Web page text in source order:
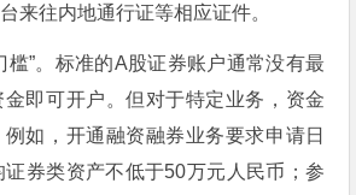
来往内地通行证等相应证件。
槛”。标准的A股证券账户通常没有最
即可开户。但对于特定业务，资金
如，开通融资融券业务要求申请日
券类资产不低于50万元人民币；参